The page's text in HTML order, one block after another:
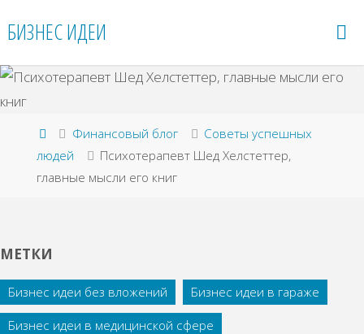
БИЗНЕС ИДЕИ
Главная
Финансовый блог
Советы успешных
людей
Психотерапевт Шед Хелстеттер,
главные мысли его книг
МЕТКИ
Бизнес идеи без вложений
Бизнес идеи в гараже
Бизнес идеи в медицинской сфере